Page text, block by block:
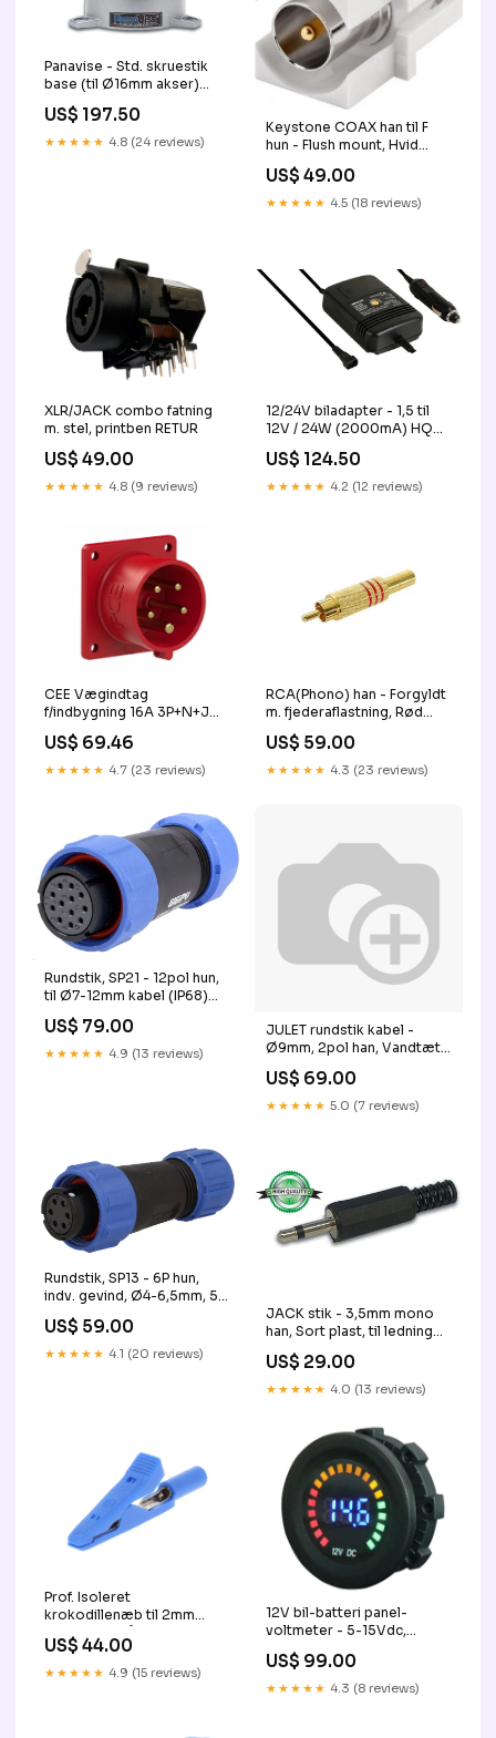
Panavise - Std. skruestik
base (til Ø16mm akser)
US$ 197.50
★★★★★ 4.8 (24 reviews)
Keystone COAX han til F
hun - Flush mount, Hvid
US$ 49.00
★★★★★ 4.5 (18 reviews)
XLR/JACK combo fatning
m. stel, printben RETUR
US$ 49.00
★★★★★ 4.8 (9 reviews)
12/24V biladapter - 1,5 til
12V / 24W (2000mA) HQ
US$ 124.50
★★★★★ 4.2 (12 reviews)
CEE Vægindtag
f/indbygning 16A 3P+N+J
US$ 69.46
★★★★★ 4.7 (23 reviews)
RCA(Phono) han - Forgyldt
m. fjederaflastning, Rød
(Ø6mm) RETUR
US$ 59.00
★★★★★ 4.3 (23 reviews)
Rundstik, SP21 - 12pol hun,
til Ø7-12mm kabel (IP68)
Vognmand
US$ 79.00
★★★★★ 4.9 (13 reviews)
JULET rundstik kabel -
Ø9mm, 2pol han, Vandtæt
(1m) Vognmand
US$ 69.00
★★★★★ 5.0 (7 reviews)
Rundstik, SP13 - 6P hun,
indv. gevind, Ø4-6,5mm, 5A
US$ 59.00
★★★★★ 4.1 (20 reviews)
JACK stik - 3,5mm mono
han, Sort plast, til ledning
(HQ) Vognmand Helmholt
US$ 29.00
★★★★★ 4.0 (13 reviews)
Prof. Isoleret
krokodillenæb til 2mm
bananstik, Blå RETUR
US$ 44.00
★★★★★ 4.9 (15 reviews)
12V bil-batteri panel-
voltmeter - 5-15Vdc,
US$ 99.00
★★★★★ 4.3 (8 reviews)